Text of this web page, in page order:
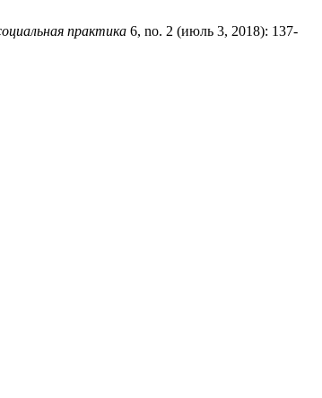
практика 6, no. 2 (июль 3, 2018): 137-